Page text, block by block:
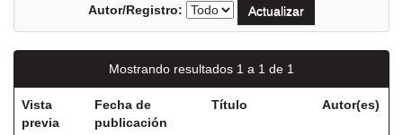
Autor/Registro:
Mostrando resultados 1 a 1 de 1
Vista
previa
Fecha de
publicación
Título Autor(es)